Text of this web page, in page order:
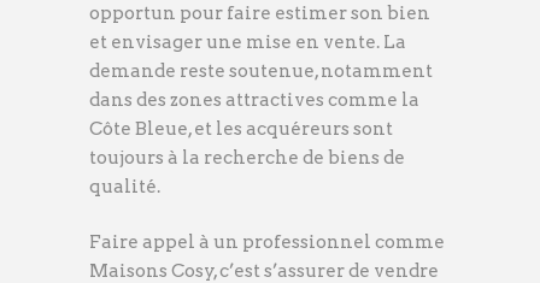
opportun pour faire estimer son bien
et envisager une mise en vente. La
demande reste soutenue, notamment
dans des zones attractives comme la
Côte Bleue, et les acquéreurs sont
toujours à la recherche de biens de
qualité.
Faire appel à un professionnel comme
Maisons Cosy, c’est s’assurer de vendre